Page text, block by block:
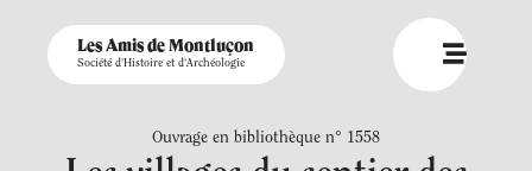
Les Amis de Montluçon
Société d'Histoire et d'Archéologie
Ouvrage en bibliothèque n° 1558